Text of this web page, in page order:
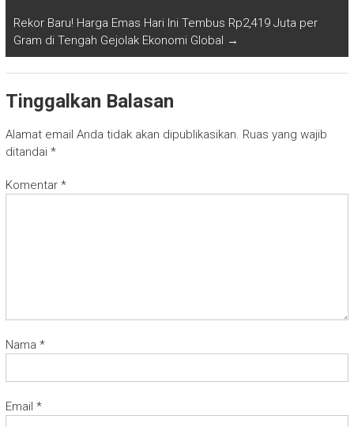
Rekor Baru! Harga Emas Hari Ini Tembus Rp2,419 Juta per
Gram di Tengah Gejolak Ekonomi Global →
Tinggalkan Balasan
Alamat email Anda tidak akan dipublikasikan. Ruas yang wajib
ditandai *
Komentar *
Nama *
Email *